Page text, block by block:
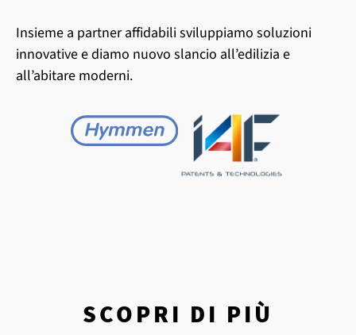
Insieme a partner affidabili sviluppiamo soluzioni
innovative e diamo nuovo slancio all’edilizia e
all’abitare moderni.
SCOPRI DI PIÙ